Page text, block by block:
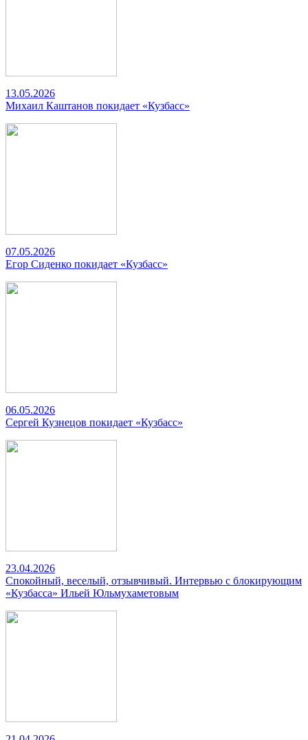
13.05.2026
Михаил Каштанов покидает «Кузбасс»
07.05.2026
Егор Сиденко покидает «Кузбасс»
06.05.2026
Сергей Кузнецов покидает «Кузбасс»
23.04.2026
Спокойный, веселый, отзывчивый. Интервью с блокирующим
«Кузбасса» Ильей Юльмухаметовым